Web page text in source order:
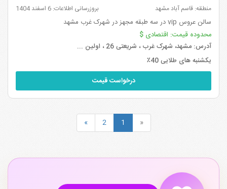
منطقه: قاسم آباد مشهد بروزرسانی اطلاعات: 6 اسفند 1404
سالن عروس vip در سه طبقه مجهز در شهرک غرب مشهد
محدوده قیمت: اقتصادی $
آدرس:مشهد، شهرک غرب ، شریعتی 26 ، اولین ...
یکشنبه های طلایی 40٪
درخواست قیمت
«
1
2
»